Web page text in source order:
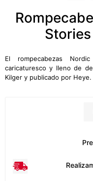
El rompecabezas
caricaturesco y lleno de
Kilger y publicado por Heye.